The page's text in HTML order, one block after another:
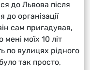
до Львова після
організації
сам пригадував,
моїх 10 літ
по вулицях рідного
так просто,